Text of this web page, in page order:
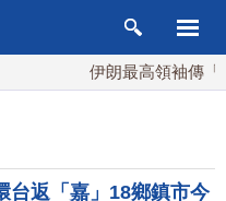
伊朗最高領袖傳「
台返「嘉」18鄉鎮市今